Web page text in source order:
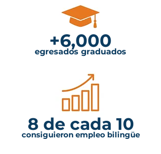
+6,000
egresados graduados
8 de cada 10
consiguieron empleo bilingüe